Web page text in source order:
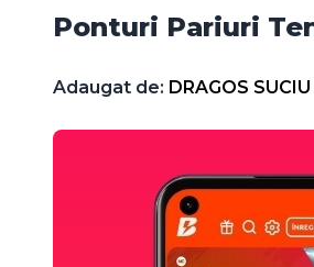
Ponturi Pariuri
Adaugat de: DRAGOS SUCIU